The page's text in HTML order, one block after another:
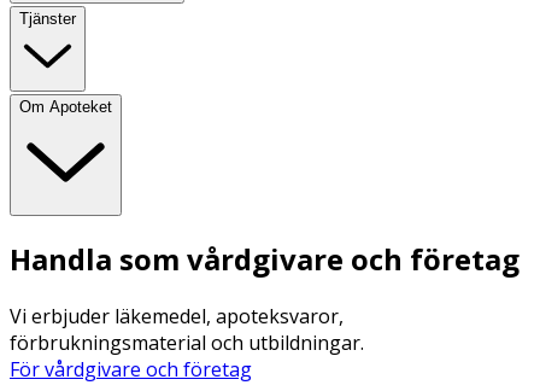
Tjänster
Om Apoteket
Handla som vårdgivare och företag
Vi erbjuder läkemedel, apoteksvaror,
förbrukningsmaterial och utbildningar.
För vårdgivare och företag